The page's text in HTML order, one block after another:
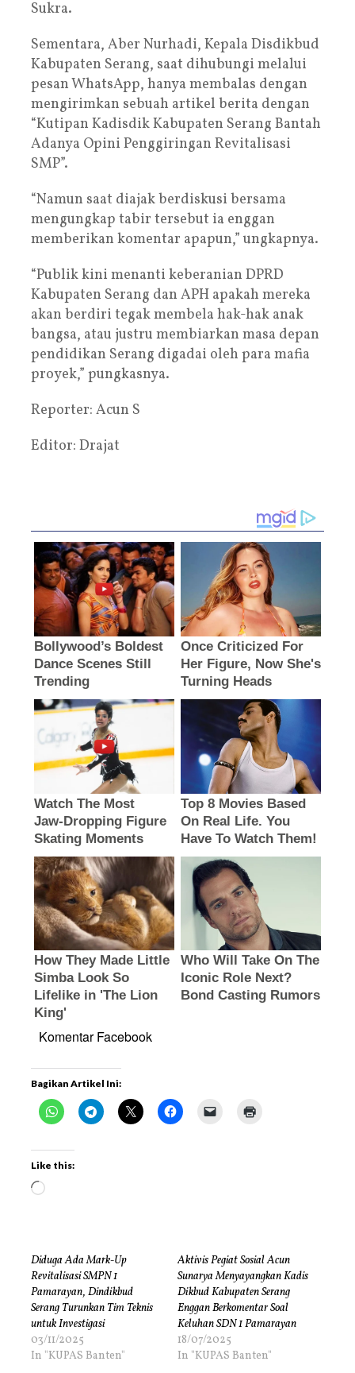
Sukra.
Sementara, Aber Nurhadi, Kepala Disdikbud
Kabupaten Serang, saat dihubungi melalui
pesan WhatsApp, hanya membalas dengan
mengirimkan sebuah artikel berita dengan
“Kutipan Kadisdik Kabupaten Serang Bantah
Adanya Opini Penggiringan Revitalisasi
SMP”.
“Namun saat diajak berdiskusi bersama
mengungkap tabir tersebut ia enggan
memberikan komentar apapun,” ungkapnya.
“Publik kini menanti keberanian DPRD
Kabupaten Serang dan APH apakah mereka
akan berdiri tegak membela hak-hak anak
bangsa, atau justru membiarkan masa depan
pendidikan Serang digadai oleh para mafia
proyek,” pungkasnya.
Reporter: Acun S
Editor: Drajat
Komentar Facebook
Bagikan Artikel Ini:
Like this:
Diduga Ada Mark-Up
Revitalisasi SMPN 1
Pamarayan, Dindikbud
Serang Turunkan Tim Teknis
untuk Investigasi
03/11/2025
In "KUPAS Banten"
Aktivis Pegiat Sosial Acun
Sunarya Menyayangkan Kadis
Dikbud Kabupaten Serang
Enggan Berkomentar Soal
Keluhan SDN 1 Pamarayan
18/07/2025
In "KUPAS Banten"